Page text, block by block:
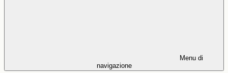
Menu di
navigazione